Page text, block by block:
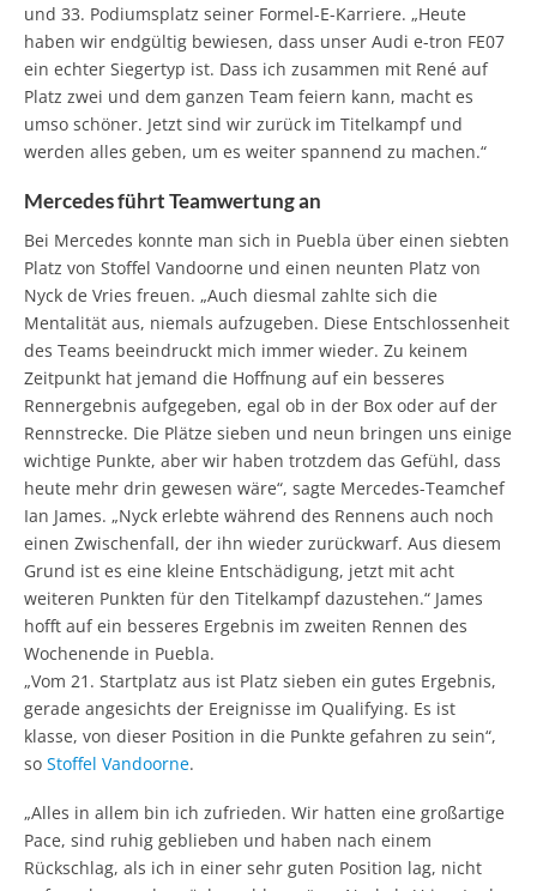
und 33. Podiumsplatz seiner Formel-E-Karriere. „Heute
haben wir endgültig bewiesen, dass unser Audi e-tron FE07
ein echter Siegertyp ist. Dass ich zusammen mit René auf
Platz zwei und dem ganzen Team feiern kann, macht es
umso schöner. Jetzt sind wir zurück im Titelkampf und
werden alles geben, um es weiter spannend zu machen.“
Mercedes führt Teamwertung an
Bei Mercedes konnte man sich in Puebla über einen siebten
Platz von Stoffel Vandoorne und einen neunten Platz von
Nyck de Vries freuen. „Auch diesmal zahlte sich die
Mentalität aus, niemals aufzugeben. Diese Entschlossenheit
des Teams beeindruckt mich immer wieder. Zu keinem
Zeitpunkt hat jemand die Hoffnung auf ein besseres
Rennergebnis aufgegeben, egal ob in der Box oder auf der
Rennstrecke. Die Plätze sieben und neun bringen uns einige
wichtige Punkte, aber wir haben trotzdem das Gefühl, dass
heute mehr drin gewesen wäre“, sagte Mercedes-Teamchef
Ian James. „Nyck erlebte während des Rennens auch noch
einen Zwischenfall, der ihn wieder zurückwarf. Aus diesem
Grund ist es eine kleine Entschädigung, jetzt mit acht
weiteren Punkten für den Titelkampf dazustehen.“ James
hofft auf ein besseres Ergebnis im zweiten Rennen des
Wochenende in Puebla.
„Vom 21. Startplatz aus ist Platz sieben ein gutes Ergebnis,
gerade angesichts der Ereignisse im Qualifying. Es ist
klasse, von dieser Position in die Punkte gefahren zu sein“,
so Stoffel Vandoorne.
„Alles in allem bin ich zufrieden. Wir hatten eine großartige
Pace, sind ruhig geblieben und haben nach einem
Rückschlag, als ich in einer sehr guten Position lag, nicht